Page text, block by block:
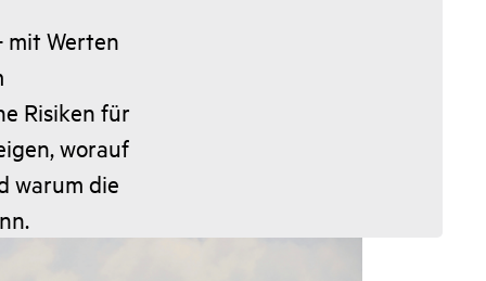
mit Werten
Risiken für
worauf
warum die